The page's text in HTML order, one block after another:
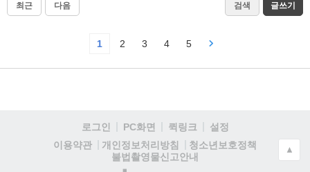
최근 다음 검색 글쓰기
1 2 3 4 5
로그인 PC화면 퀵링크
설정
이용약관
개인정보처리방침
청소년보호정책
불법촬영물신고안내
▲